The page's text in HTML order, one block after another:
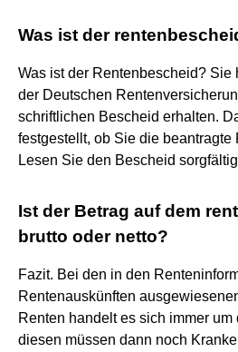
Was ist der
Was ist der Rentenbescheid? Sie
der Deutschen
schriftlichen Bescheid erhalten.
festgestellt, ob Sie die beantragte
Lesen Sie den Bescheid
Ist der Betrag auf dem
brutto oder netto?
Fazit. Bei den in den
Rentenauskünften
Renten handelt es sich immer um
diesen müssen dann noch